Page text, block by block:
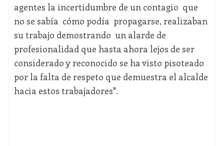
agentes la incertidumbre de un contagio que
no se sabía cómo podía propagarse, realizaban
su trabajo demostrando un alarde de
profesionalidad que hasta ahora lejos de ser
considerado y reconocido se ha visto pisoteado
por la falta de respeto que demuestra el alcalde
hacia estos trabajadores".